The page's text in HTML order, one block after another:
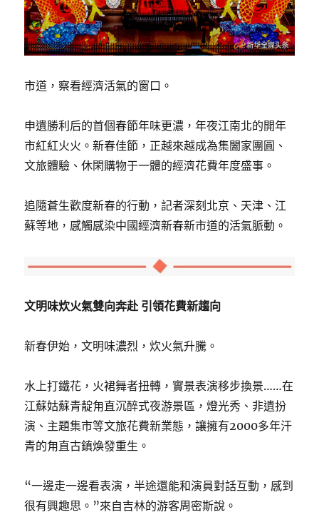
市道，察看經濟活氣的窗口。
申遺勝利后的首個春節年味更濃，年夜江南北的開年
市紅紅火火。新春佳節，正越來越成為集闔家團圓、
文旅體驗、休閑購物于一體的經濟花費年度盛事。
追隨蒼生歡度新春的行動，記者深刻北京、天津、江
蘇等地，感觸感染中國經濟新春新市道的活氣脈動。
文明味炊火氣雙向奔赴 引領花費新趨向
新春伊始，文明味濃烈，炊火氣升騰。
水上打鐵花，火裙舞者扭轉，實景表演移步換景……在
江蘇姑蘇青靛甪直沉醉式夜游景區，燈光秀、非遺扮
演、主題集市等文旅花費新業態，讓擁有2000多年汗
青的甪直古鎮煥發重生。
“一邊走一邊看表演，半途還能和演員對話互動，感到
很有興趣思。”來自吉林的游客周密斯說。